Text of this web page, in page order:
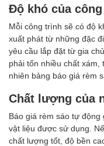
Độ khó của
Mỗi công trình sẽ có độ
xuất phát từ những đặc
yêu cầu lắp đặt từ gia
phải tốn nhiều chất
nhiên bảng báo giá rèm
Chất lượng của
Báo giá rèm sáo tự
vật liệu được sử dụng.
chất lượng tốt, độ bền